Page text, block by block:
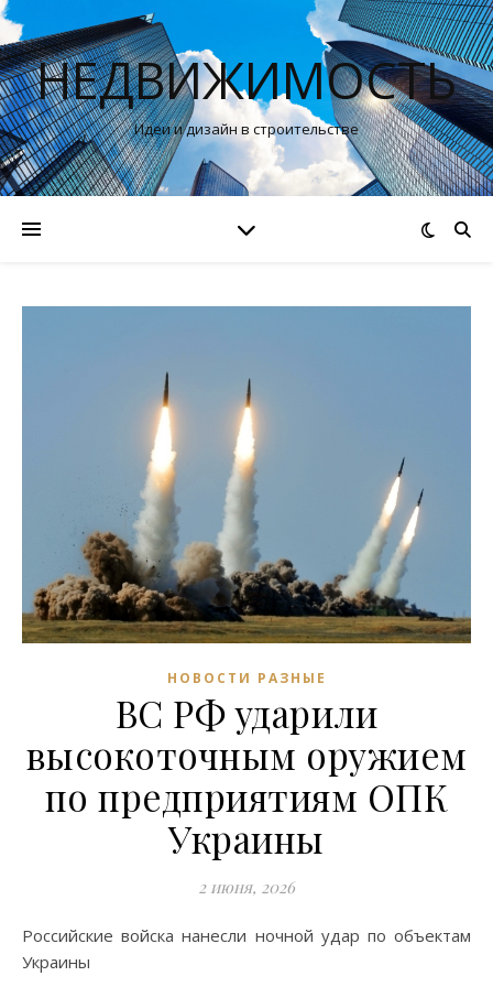
НЕДВИЖИМОСТЬ
Идеи и дизайн в строительстве
НОВОСТИ РАЗНЫЕ
ВС РФ ударили
высокоточным оружием
по предприятиям ОПК
Украины
2 июня, 2026
Российские войска нанесли ночной удар по объектам
Украины